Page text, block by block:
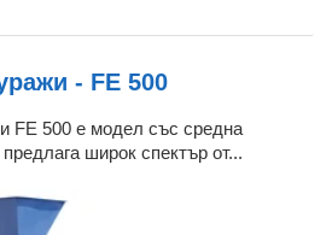
- FE 500
FE 500 е модел със средна
широк спектър от...